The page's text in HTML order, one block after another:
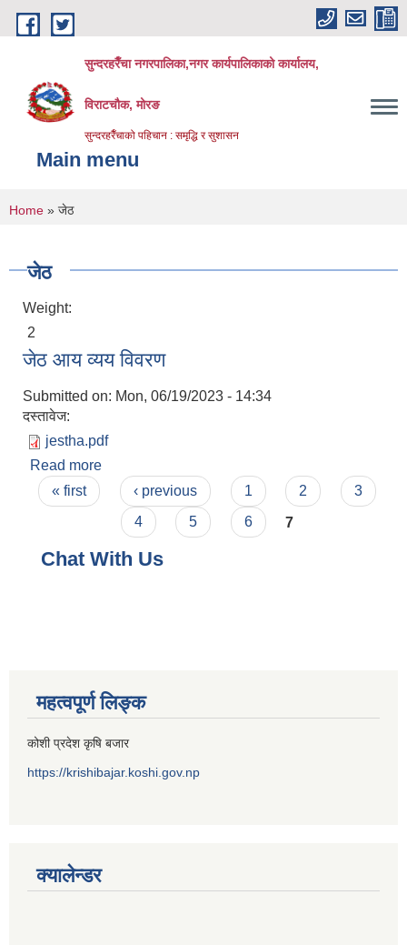
Skip to main content
सुन्दरहरैँचा नगरपालिका,नगर कार्यपालिकाको कार्यालय,
विराटचौक, मोरङ
सुन्दरहरैँचाको पहिचान : समृद्धि र सुशासन
Main menu
You are here
Home » जेठ
जेठ
Weight:
2
जेठ आय व्यय विवरण
Submitted on: Mon, 06/19/2023 - 14:34
दस्तावेज:
jestha.pdf
Read more
Pages
« first ‹ previous 1 2
3
4
5 6 7
Chat With Us
महत्वपूर्ण लिङ्क
कोशी प्रदेश कृषि बजार
https://krishibajar.koshi.gov.np
क्यालेन्डर